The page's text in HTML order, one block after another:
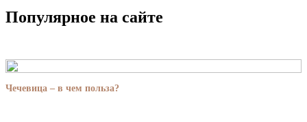
Популярное на сайте
Чечевица – в чем польза?